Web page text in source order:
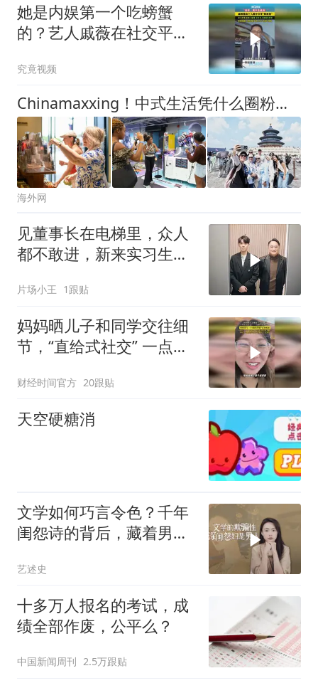
她是内娱第一个吃螃蟹
的？艺人戚薇在社交平台
清夏”
究竟视频
Chinamaxxing！中式生活凭什么圈粉全球？
海外网
见董事长在电梯里，众人
都不敢进，新来实习生却
片场小王 1跟贴
妈妈晒儿子和同学交往细
节，“直给式社交” 一点都
财经时间官方 20跟贴
天空硬糖消
文学如何巧言令色？千年
闺怨诗的背后，藏着男人
艺述史
十多万人报名的考试，成
绩全部作废，公平么？
中国新闻周刊 2.5万跟贴